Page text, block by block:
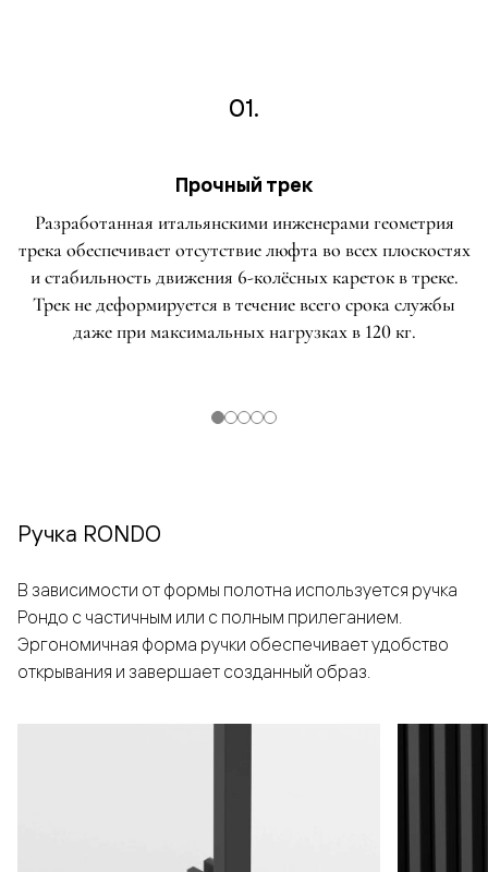
01.
Прочный трек
Разработанная итальянскими инженерами геометрия
трека обеспечивает отсутствие люфта во всех плоскостях
и стабильность движения 6-колёсных кареток в треке.
Трек не деформируется в течение всего срока службы
даже при максимальных нагрузках в 120 кг.
Ручка RONDO
В зависимости от формы полотна используется ручка
Рондо с частичным или с полным прилеганием.
Эргономичная форма ручки обеспечивает удобство
открывания и завершает созданный образ.